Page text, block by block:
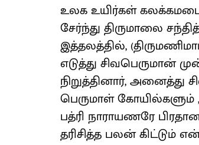
உலக உயிர்கள்
சேர்ந்து திருமாலை
இத்தலத்தில்,
எடுத்து சிவபெருமான்
நிறுத்தினார், அனைத்து
பெருமாள் கோயில்களும்
பத்ரி நாராயணரே
தரிசித்த பலன் கிட்டும்